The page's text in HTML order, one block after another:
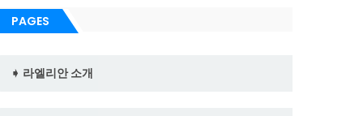
PAGES
➧ 라엘리안 소개